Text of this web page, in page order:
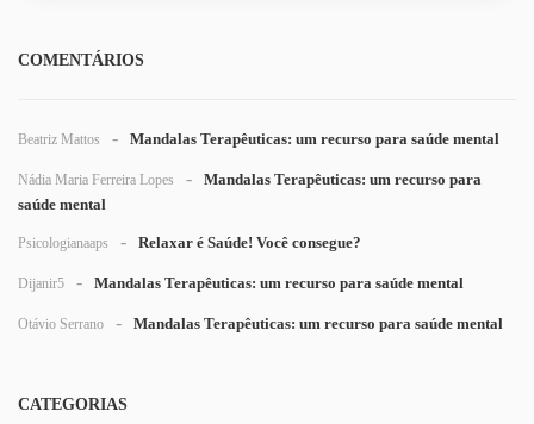
COMENTÁRIOS
Beatriz Mattos Mandalas Terapêuticas: um recurso para saúde mental
Nádia Maria Ferreira Lopes
Mandalas Terapêuticas: um recurso para
saúde mental
Psicologianaaps Relaxar é Saúde! Você consegue?
Dijanir5 Mandalas Terapêuticas: um recurso para saúde mental
Otávio Serrano Mandalas Terapêuticas: um recurso para saúde mental
CATEGORIAS